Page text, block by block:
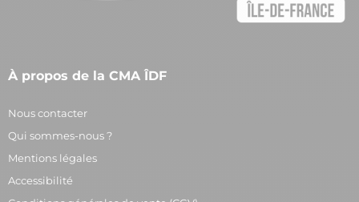
À propos de la CMA ÎDF
Nous contacter
Qui sommes-nous ?
Mentions légales
Accessibilité